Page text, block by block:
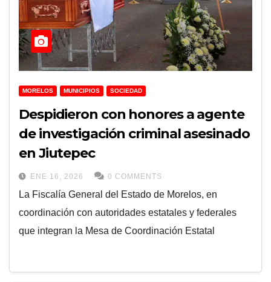
MORELOS MUNICIPIOS SOCIEDAD
Despidieron con honores a agente
de investigación criminal asesinado
en Jiutepec
ENE 16, 2026 0 COMMENTS
La Fiscalía General del Estado de Morelos, en
coordinación con autoridades estatales y federales
que integran la Mesa de Coordinación Estatal